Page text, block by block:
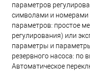
параметров
символами и
параметров: простое
регулирования) или
параметры и
резервного насоса: по
Автоматическое